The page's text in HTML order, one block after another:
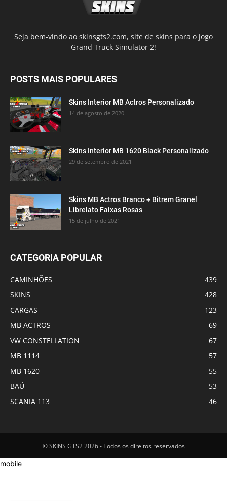
Seja bem-vindo ao skinsgts2.com, site de skins para o jogo
Grand Truck Simulator 2!
POSTS MAIS POPULARES
Skins Interior MB Actros Personalizado
14 de agosto de 2020
Skins Interior MB 1620 Black Personalizado
29 de setembro de 2021
Skins MB Actros Branco + Bitrem Granel
Librelato Faixas Rosas
15 de julho de 2021
CATEGORIA POPULAR
CAMINHÕES
439
SKINS
428
CARGAS
123
MB ACTROS
69
VW CONSTELLATION
67
MB 1114
57
MB 1620
55
BAÚ
53
SCANIA 113
46
© SKINS GTS2 2026 - Todos os direitos reservados